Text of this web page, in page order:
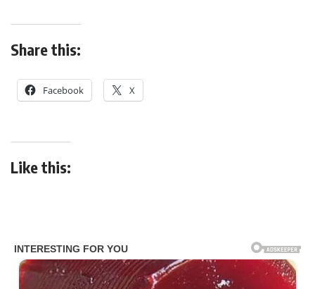
Share this:
Facebook X
Like this: